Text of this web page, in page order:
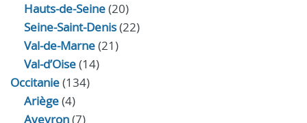
Hauts-de-Seine(20)
Seine-Saint-Denis(22)
Val-de-Marne(21)
Val-d’Oise(14)
Occitanie(134)
Ariège(4)
Aveyron(7)